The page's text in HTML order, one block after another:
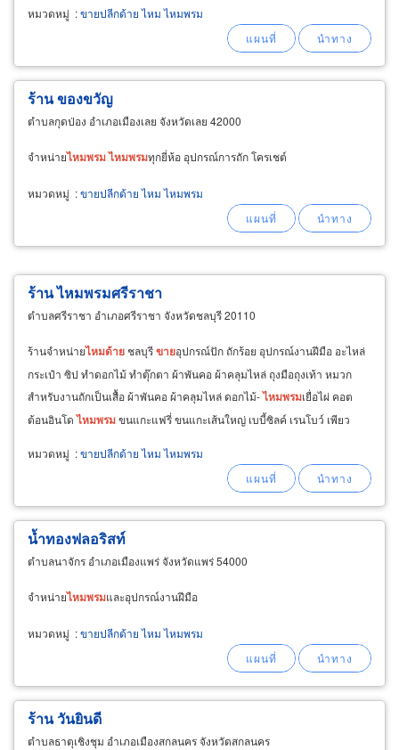
หมวดหมู่ :ขายปลีกด้าย ไหม ไหมพรม
ร้าน ของขวัญ
ตำบลกุดป่อง อำเภอเมืองเลย จังหวัดเลย 42000
จำหน่ายไหมพรมไหมพรมทุกยี่ห้อ อุปกรณ์การถัก โครเชต์
หมวดหมู่ :ขายปลีกด้าย ไหม ไหมพรม
ร้าน ไหมพรมศรีราชา
ตำบลศรีราชา อำเภอศรีราชา จังหวัดชลบุรี 20110
ร้านจำหน่ายไหมด้ายชลบุรีขายอุปกรณ์ปัก ถักร้อย อุปกรณ์งานฝีมือ อะไหล่
กระเป๋า ซิป ทำดอกไม้ ทำตุ๊กตา ผ้าพันคอ ผ้าคลุมไหล่ ถุงมือถุงเท้า หมวก
สำหรับงานถักเป็นเสื้อ ผ้าพันคอ ผ้าคลุมไหล่ ดอกไม้-ไหมพรมเยื่อไผ่ คอต
ต้อนอินโดไหมพรมขนแกะแฟรี่ ขนแกะเส้นใหญ่ เบบี้ซิลค์ เรนโบว์ เพียว
หมวดหมู่ :ขายปลีกด้าย ไหม ไหมพรม
น้ำทองฟลอริสท์
ตำบลนาจักร อำเภอเมืองแพร่ จังหวัดแพร่ 54000
จำหน่ายไหมพรมและอุปกรณ์งานฝีมือ
หมวดหมู่ :ขายปลีกด้าย ไหม ไหมพรม
ร้าน วันยินดี
ตำบลธาตุเชิงชุม อำเภอเมืองสกลนคร จังหวัดสกลนคร